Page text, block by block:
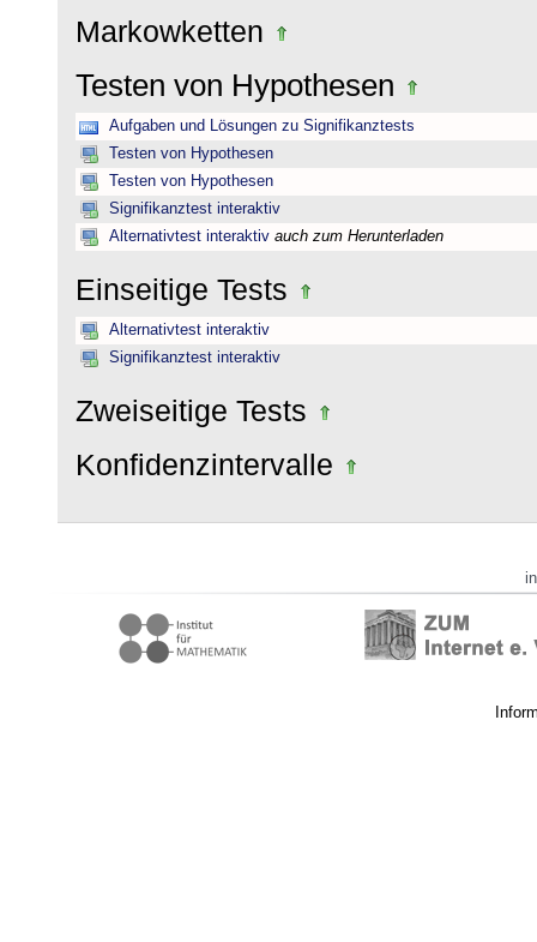
Markowketten
Testen von Hypothesen
Aufgaben und Lösungen zu Signifikanztests
Testen von Hypothesen
Testen von Hypothesen
Signifikanztest interaktiv
Alternativtest interaktiv auch zum Herunterladen
Einseitige Tests
Alternativtest interaktiv
Signifikanztest interaktiv
Zweiseitige Tests
Konfidenzintervalle